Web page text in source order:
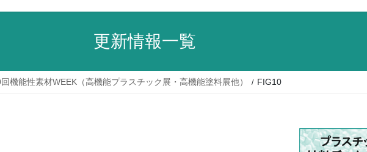
更新情報一覧
機能性素材WEEK（高機能プラスチック展・高機能塗料展他） FIG10